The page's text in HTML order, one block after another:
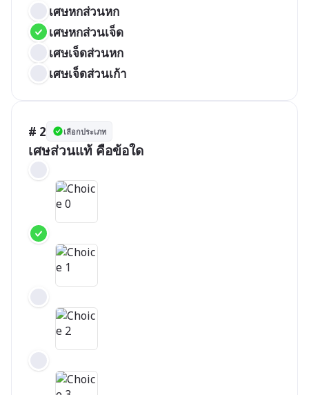
เศษหกส่วนหก
เศษหกส่วนเจ็ด
เศษเจ็ดส่วนหก
เศษเจ็ดส่วนเก้า
# 2 เลือกประเภท
เศษส่วนแท้ คือข้อใด